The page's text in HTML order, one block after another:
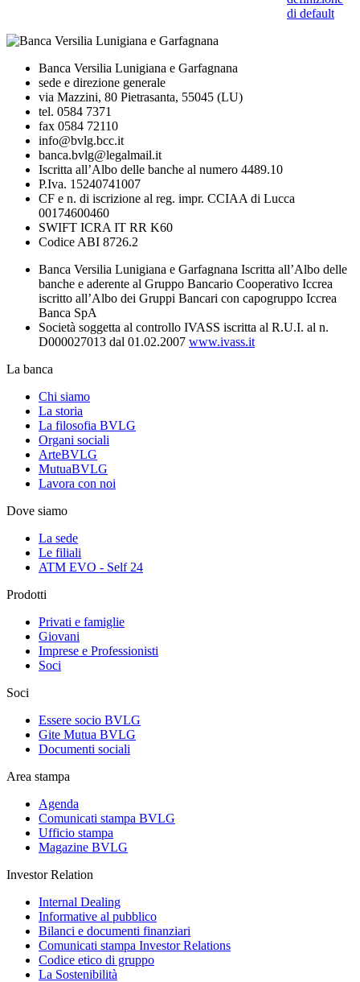
di default
Banca Versilia Lunigiana e Garfagnana
sede e direzione generale
via Mazzini, 80 Pietrasanta, 55045 (LU)
tel. 0584 7371
fax 0584 72110
info@bvlg.bcc.it
banca.bvlg@legalmail.it
Iscritta all’Albo delle banche al numero 4489.10
P.Iva. 15240741007
CF e n. di iscrizione al reg. impr. CCIAA di Lucca
00174600460
SWIFT ICRA IT RR K60
Codice ABI 8726.2
Banca Versilia Lunigiana e Garfagnana Iscritta all’Albo delle
banche e aderente al Gruppo Bancario Cooperativo Iccrea
iscritto all’Albo dei Gruppi Bancari con capogruppo Iccrea
Banca SpA
Società soggetta al controllo IVASS iscritta al R.U.I. al n.
D000027013 dal 01.02.2007 www.ivass.it
La banca
Chi siamo
La storia
La filosofia BVLG
Organi sociali
ArteBVLG
MutuaBVLG
Lavora con noi
Dove siamo
La sede
Le filiali
ATM EVO - Self 24
Prodotti
Privati e famiglie
Giovani
Imprese e Professionisti
Soci
Soci
Essere socio BVLG
Gite Mutua BVLG
Documenti sociali
Area stampa
Agenda
Comunicati stampa BVLG
Ufficio stampa
Magazine BVLG
Investor Relation
Internal Dealing
Informative al pubblico
Bilanci e documenti finanziari
Comunicati stampa Investor Relations
Codice etico di gruppo
La Sostenibilità